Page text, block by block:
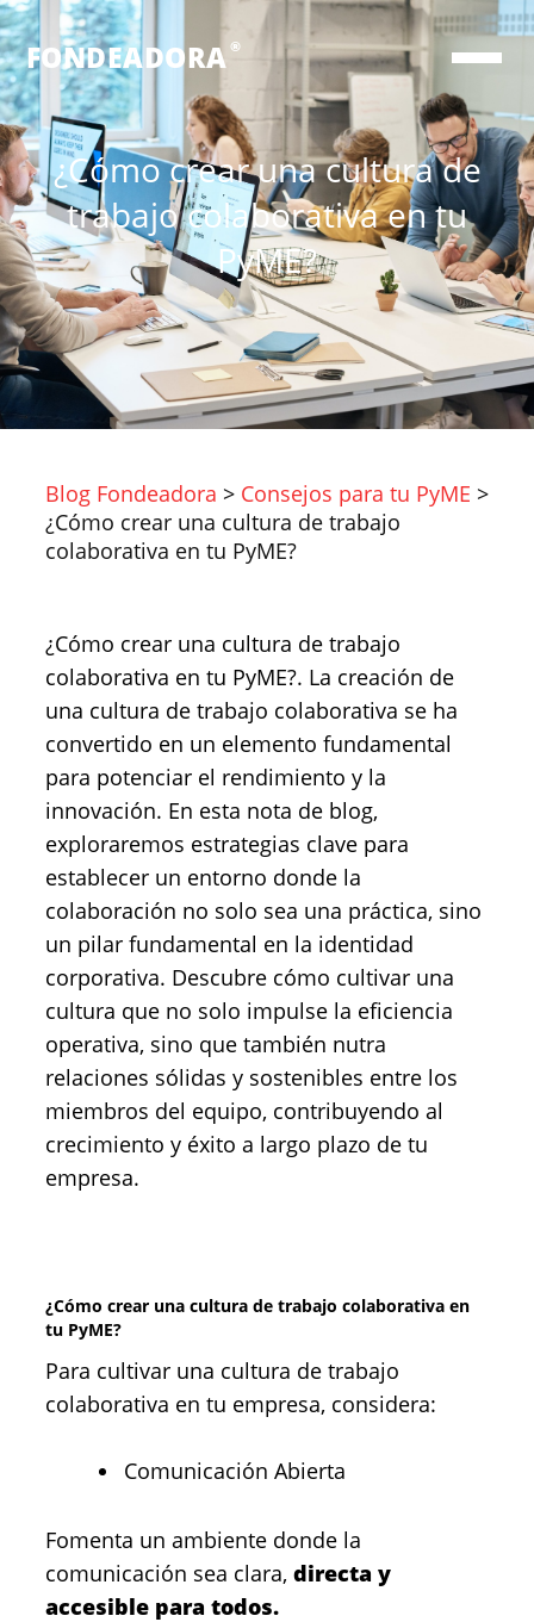
FONDEADORA ®
¿Cómo crear una cultura de
trabajo colaborativa en tu
PyME?
Blog Fondeadora > Consejos para tu PyME >
¿Cómo crear una cultura de trabajo
colaborativa en tu PyME?
¿Cómo crear una cultura de trabajo
colaborativa en tu PyME?. La creación de
una cultura de trabajo colaborativa se ha
convertido en un elemento fundamental
para potenciar el rendimiento y la
innovación. En esta nota de blog,
exploraremos estrategias clave para
establecer un entorno donde la
colaboración no solo sea una práctica, sino
un pilar fundamental en la identidad
corporativa. Descubre cómo cultivar una
cultura que no solo impulse la eficiencia
operativa, sino que también nutra
relaciones sólidas y sostenibles entre los
miembros del equipo, contribuyendo al
crecimiento y éxito a largo plazo de tu
empresa.
¿Cómo crear una cultura de trabajo colaborativa en
tu PyME?
Para cultivar una cultura de trabajo
colaborativa en tu empresa, considera:
Comunicación Abierta
Fomenta un ambiente donde la
comunicación sea clara, directa y
accesible para todos.